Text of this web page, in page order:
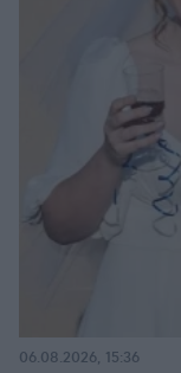
06.08.2026, 15:36